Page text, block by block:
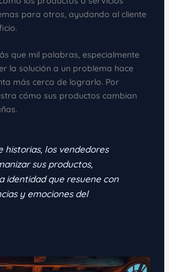
para otros, ayudando al cliente
que mil palabras, especialmente
la solución a un problema hace
más cerca de lograrlo. Por
cómo sus productos cambian
historias, los vendedores
sus productos,
identidad que resuene con
y emociones del